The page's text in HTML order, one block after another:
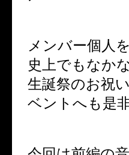
メンバー個人
史上でもなか
生誕祭のお祝
ベントへも是